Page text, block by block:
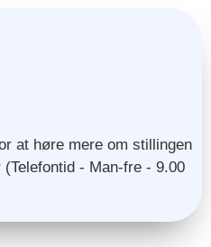
at høre mere om stillingen
- Man-fre - 9.00